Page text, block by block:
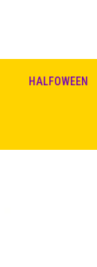
HALFOWEEN